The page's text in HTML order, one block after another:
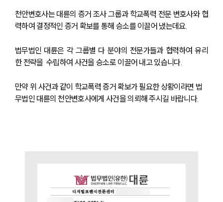
천안변호사는 대륜의 증거 조사 그룹과 학교폭력 전문 변호사와 협
력하여 결정적인 증거 확보를 통해 승소를 이끌어 냈는데요.
법무법인 대륜은 각 그룹별 다 분야의 전문가들과 협력하여 유리
한 전략을  수립하여 사건을 승소로 이끌어 내고 있습니다.
만약 위 사건과 같이 학교폭력 증거 확보가 필요한 상황이라면 법
무법인 대륜의 천안변호사에게 사건을 의뢰해 주시길 바랍니다.